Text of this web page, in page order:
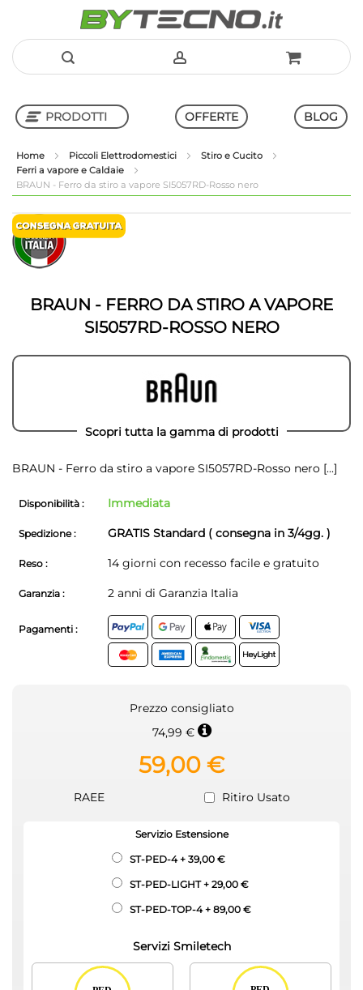
al
PRODOTTI
Shop in Shop
OFFERTE BLOG
Home Piccoli Elettrodomestici
Stiro e Cucito
Ferri a vapore e Caldaie
BRAUN - Ferro da stiro a vapore SI5057RD-Rosso nero
Vai
alla
fine
della
Vai
all'inizio
della
galleria
immagini
BRAUN - FERRO DA STIRO A VAPORE
SI5057RD-ROSSO NERO
Scopri tutta la gamma di prodotti
BRAUN - Ferro da stiro a vapore SI5057RD-Rosso nero [...]
Disponibilità : Immediata
Spedizione : GRATIS Standard ( consegna in 3/4gg. )
Reso : 14 giorni con recesso facile e gratuito
Garanzia : 2 anni di Garanzia Italia
Pagamenti :
Prezzo consigliato
74,99 €
59,00 €
RAEE Ritiro Usato
Servizio Estensione
ST-PED-4+ 39,00 €
ST-PED-LIGHT+ 29,00 €
ST-PED-TOP-4+ 89,00 €
Servizi Smiletech